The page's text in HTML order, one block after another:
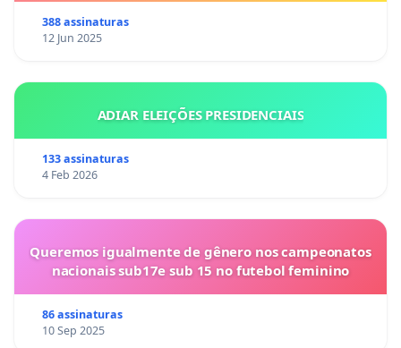
388 assinaturas
12 Jun 2025
ADIAR ELEIÇÕES PRESIDENCIAIS
133 assinaturas
4 Feb 2026
Queremos igualmente de gênero nos campeonatos
nacionais sub17e sub 15 no futebol feminino
86 assinaturas
10 Sep 2025